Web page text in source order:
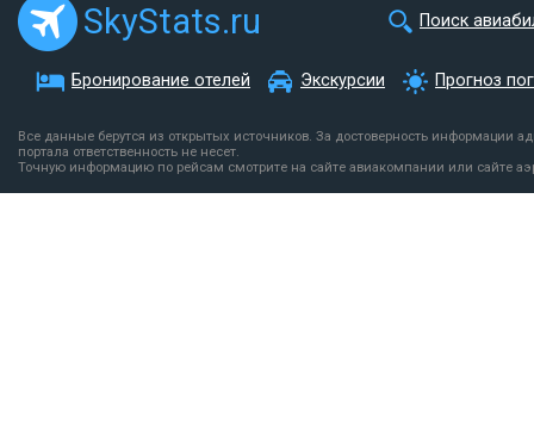
SkyStats.ru Поиск
Бронирование отелей Экскурсии Прогноз
Все данные берутся из открытых источников. За достоверность информации
портала ответственность не несет.
Точную информацию по рейсам смотрите на сайте авиакомпании или сайте